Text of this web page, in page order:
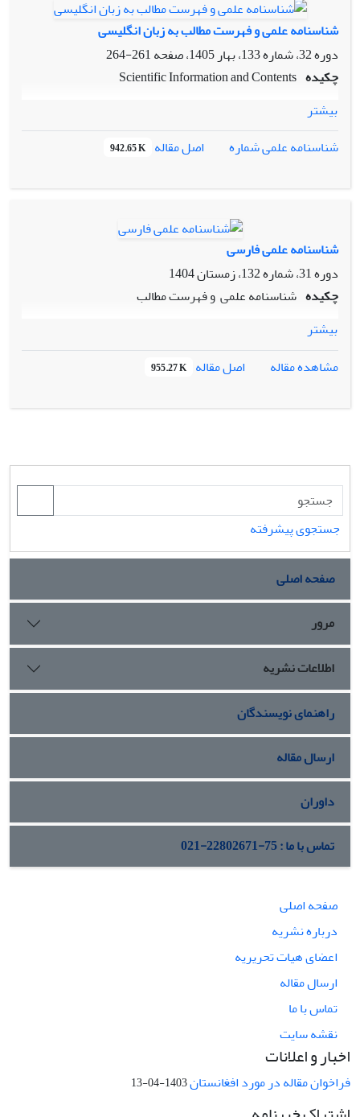
شناسنامه علمی و فهرست مطالب به زبان انگلیسی
دوره 32، شماره 133، بهار 1405، صفحه
261-264
چکیده Scientific Information and Contents
بیشتر
شناسنامه علمی شماره
اصل مقاله 942.65 K
شناسنامه علمی فارسی
دوره 31، شماره 132، زمستان 1404
چکیده شناسنامه علمی و فهرست مطالب
بیشتر
مشاهده مقاله
اصل مقاله 955.27 K
جستجوی پیشرفته
صفحه اصلی
مرور
اطلاعات نشریه
راهنمای نویسندگان
ارسال مقاله
داوران
تماس با ما : 75-22802671-021
صفحه اصلی
درباره نشریه
اعضای هیات تحریریه
ارسال مقاله
تماس با ما
نقشه سایت
اخبار و اعلانات
فراخوان مقاله در مورد افغانستان1403-04-13